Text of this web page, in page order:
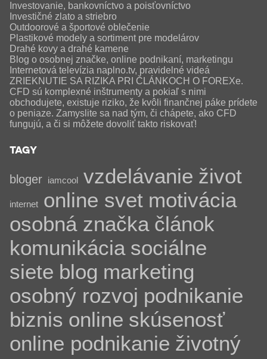
Investovanie, bankovníctvo a poisťovníctvo
Investičné zlato a striebro
Outdoorové a športové oblečenie
Plastikové modely a sortiment pre modelárov
Drahé kovy a drahé kamene
Blog o osobnej značke, online podnikaní, marketingu
Internetová televízia naplno.tv, pravidelné videá
ZRIEKNUTIE SA RIZIKA PRI ČLÁNKOCH O FOREXe.
CFD sú komplexné inštrumenty a pokiaľ s nimi
obchodujete, existuje riziko, že kvôli finančnej páke prídete
o peniaze. Zamyslite sa nad tým, či chápete, ako CFD
fungujú, a či si môžete dovoliť takto riskovať!
TAGY
bloger iamcool vzdelávanie život
internet online svet motivácia
osobná značka článok
komunikácia sociálne
siete blog marketing
osobný rozvoj podnikanie
biznis online skúsenosť
online podnikanie životný